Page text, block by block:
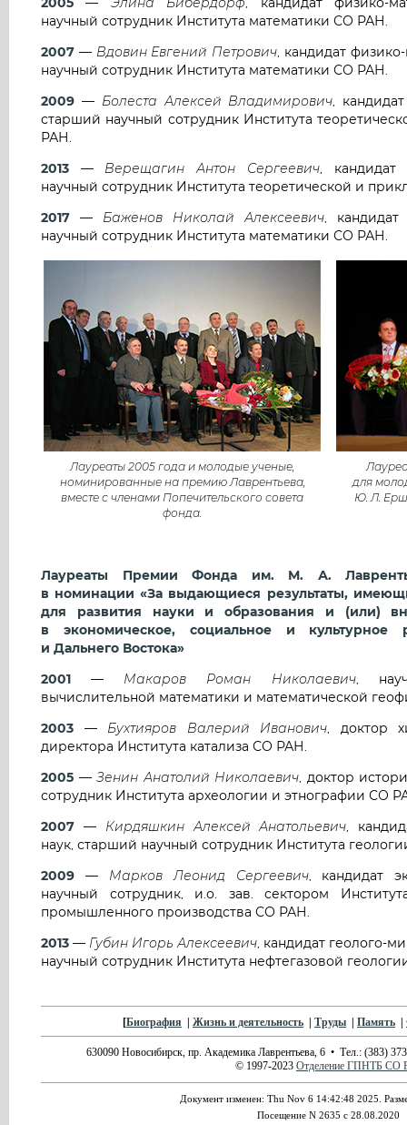
научный сотрудник Института математики СО РАН.
2007 — Вдовин Евгений Петрович , кандидат
научный сотрудник Института математики СО РАН.
2009 — Болеста Алексей Владимирович ,
старший научный сотрудник Института
РАН.
2013 — Верещагин Антон Сергеевич, кандидат
научный сотрудник Института теоретической и
2017 — Баженов Николай Алексеевич ,
научный сотрудник Института математики СО РАН.
Лауреаты 2005 года и молодые ученые,
номинированные на премию Лаврентьева,
вместе с членами Попечительского совета
фонда.
для
Ю. Л.
Лауреаты Премии Фонда им. М. А.
в номинации «За выдающиеся результаты,
для развития науки и образования и (или)
в экономическое, социальное и культурное
и Дальнего Востока»
2001 — Макаров Роман Николаевич,
вычислительной математики и математической
2003 — Бухтияров Валерий Иванович , доктор
директора Института катализа СО РАН.
2005 —Зенин Анатолий Николаевич , доктор
сотрудник Института археологии и этнографии СО
2007 — Кирдяшкин Алексей Анатольевич ,
наук, старший научный сотрудник Института
2009 — Марков Леонид Сергеевич, кандидат
научный сотрудник, и.о. зав. сектором
промышленного производства СО РАН.
2013 — Губин Игорь Алексеевич , кандидат геолого-
научный сотрудник Института нефтегазовой
[Биография Жизнь и деятельность Труды Память
630090 Новосибирск, пр. Академика Лаврентьева, 6 • Тел.: (383)
© 1997-2023 Отделение ГПНТБ СО
Документ изменен: Thu Nov 6 14:42:48 2025.
Посещение N 2635 с 28.08.2020